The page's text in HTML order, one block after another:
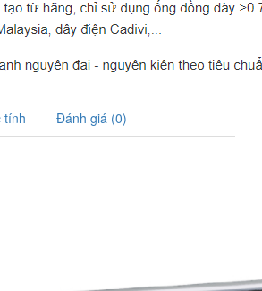
tính Đánh giá (0)